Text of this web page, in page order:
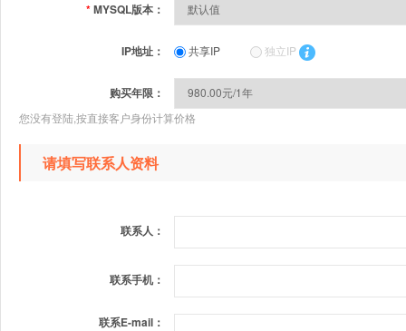
*MYSQL版本：
IP地址： 共享IP 独立IP
购买年限：
您没有登陆,按直接客户身份计算价格
请填写联系人资料
联系人：
联系手机：
联系E-mail：